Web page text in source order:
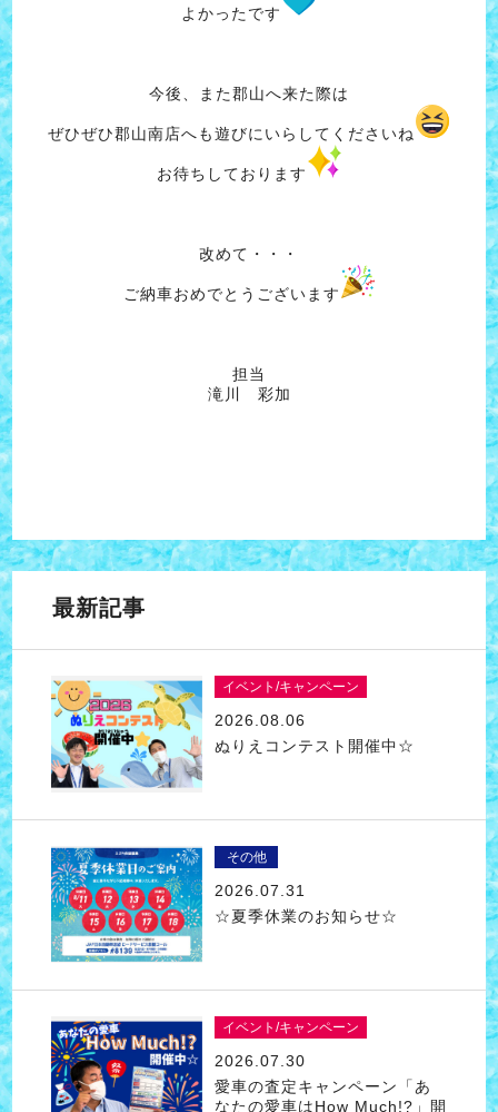
よかったです
今後、また郡山へ来た際は
ぜひぜひ郡山南店へも遊びにいらしてくださいね
お待ちしております
改めて・・・
ご納車おめでとうございます
担当
滝川 彩加
最新記事
イベント/キャンペーン
2026.08.06
ぬりえコンテスト開催中☆
その他
2026.07.31
☆夏季休業のお知らせ☆
イベント/キャンペーン
2026.07.30
愛車の査定キャンペーン「あ
なたの愛車はHow Much!?」開